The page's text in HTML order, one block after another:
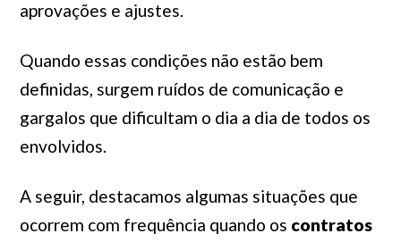
aprovações e ajustes.
Quando essas condições não estão bem
definidas, surgem ruídos de comunicação e
gargalos que dificultam o dia a dia de todos os
envolvidos.
A seguir, destacamos algumas situações que
ocorrem com frequência quando os contratos